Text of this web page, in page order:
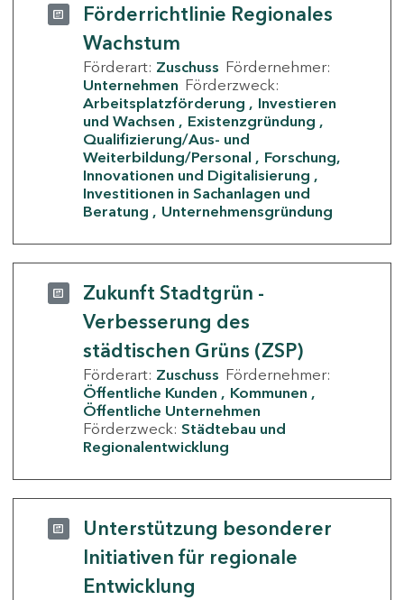
Förderrichtlinie Regionales
Wachstum
Förderart: Zuschuss Fördernehmer:
Unternehmen Förderzweck:
Arbeitsplatzförderung
Investieren
und Wachsen
Existenzgründung
Qualifizierung/Aus- und
Weiterbildung/Personal
Forschung,
Innovationen und Digitalisierung
Investitionen in Sachanlagen und
Beratung
Unternehmensgründung
Zukunft Stadtgrün -
Verbesserung des
städtischen Grüns (ZSP)
Förderart: Zuschuss Fördernehmer:
Öffentliche Kunden
Kommunen
Öffentliche Unternehmen
Förderzweck: Städtebau und
Regionalentwicklung
Unterstützung besonderer
Initiativen für regionale
Entwicklung